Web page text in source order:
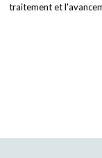
traitement et